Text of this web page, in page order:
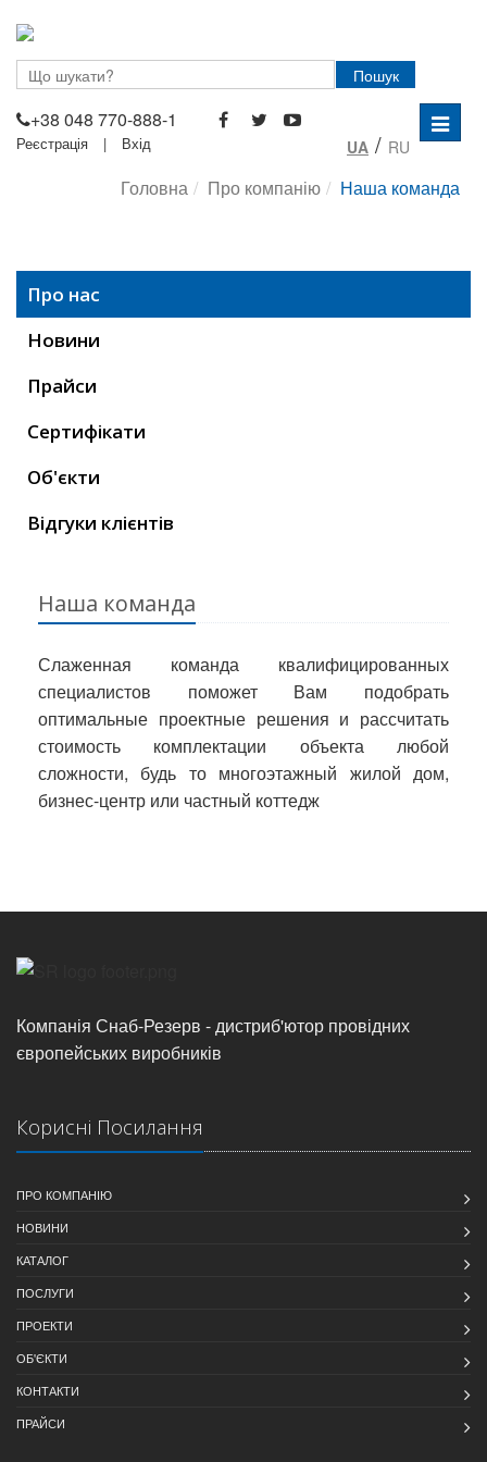
Пошук
+38 048 770-888-1
Реєстрація | Вхід UA / RU
Головна
Про компанію Наша команда
Про нас
Новини
Прайси
Сертифікати
Об'єкти
Відгуки клієнтів
Наша команда
Слаженная команда квалифицированных
специалистов поможет Вам подобрать
оптимальные проектные решения и рассчитать
стоимость комплектации объекта любой
сложности, будь то многоэтажный жилой дом,
бизнес-центр или частный коттедж
Компанія Снаб-Резерв - дистриб'ютор провідних
європейських виробників
Корисні Посилання
ПРО КОМПАНІЮ
НОВИНИ
КАТАЛОГ
ПОСЛУГИ
ПРОЕКТИ
ОБ'ЄКТИ
КОНТАКТИ
ПРАЙСИ